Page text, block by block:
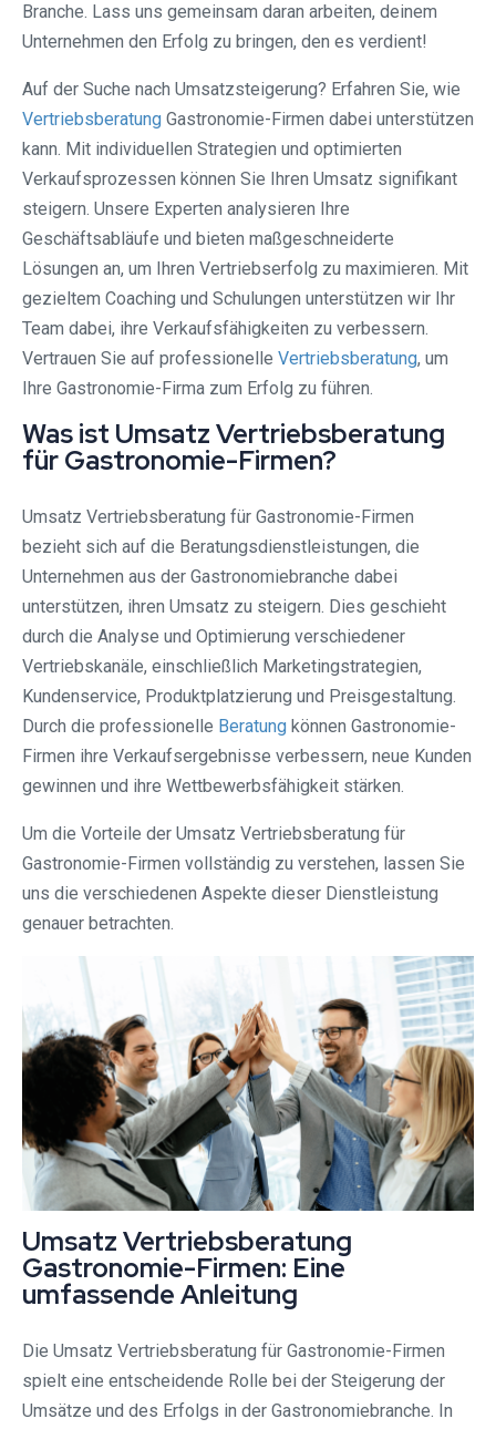
Branche. Lass uns gemeinsam daran arbeiten, deinem
Unternehmen den Erfolg zu bringen, den es verdient!
Auf der Suche nach Umsatzsteigerung? Erfahren Sie, wie
Vertriebsberatung Gastronomie-Firmen dabei unterstützen
kann. Mit individuellen Strategien und optimierten
Verkaufsprozessen können Sie Ihren Umsatz signifikant
steigern. Unsere Experten analysieren Ihre
Geschäftsabläufe und bieten maßgeschneiderte
Lösungen an, um Ihren Vertriebserfolg zu maximieren. Mit
gezieltem Coaching und Schulungen unterstützen wir Ihr
Team dabei, ihre Verkaufsfähigkeiten zu verbessern.
Vertrauen Sie auf professionelle Vertriebsberatung, um
Ihre Gastronomie-Firma zum Erfolg zu führen.
Was ist Umsatz Vertriebsberatung
für Gastronomie-Firmen?
Umsatz Vertriebsberatung für Gastronomie-Firmen
bezieht sich auf die Beratungsdienstleistungen, die
Unternehmen aus der Gastronomiebranche dabei
unterstützen, ihren Umsatz zu steigern. Dies geschieht
durch die Analyse und Optimierung verschiedener
Vertriebskanäle, einschließlich Marketingstrategien,
Kundenservice, Produktplatzierung und Preisgestaltung.
Durch die professionelle Beratung können Gastronomie-
Firmen ihre Verkaufsergebnisse verbessern, neue Kunden
gewinnen und ihre Wettbewerbsfähigkeit stärken.
Um die Vorteile der Umsatz Vertriebsberatung für
Gastronomie-Firmen vollständig zu verstehen, lassen Sie
uns die verschiedenen Aspekte dieser Dienstleistung
genauer betrachten.
Umsatz Vertriebsberatung
Gastronomie-Firmen: Eine
umfassende Anleitung
Die Umsatz Vertriebsberatung für Gastronomie-Firmen
spielt eine entscheidende Rolle bei der Steigerung der
Umsätze und des Erfolgs in der Gastronomiebranche. In